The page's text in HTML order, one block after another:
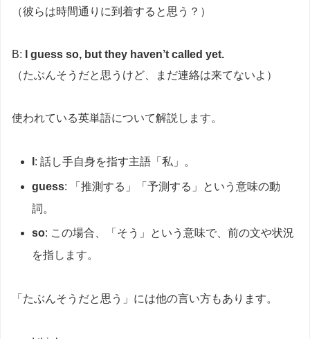
（彼らは時間通りに到着すると思う？）
B:
I guess so, but they haven’t called yet.
（たぶんそうだと思うけど、まだ連絡は来てないよ）
使われている英単語について解説します。
: 話し手自身を指す主語「私」。
guess: 「推測する」「予測する」という意味の動
詞。
so: この場合、「そう」という意味で、前の文や状況
を指します。
「たぶんそうだと思う」には他の言い方もあります。